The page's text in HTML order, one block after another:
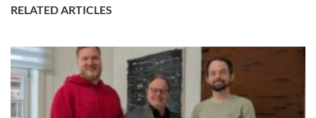
RELATED ARTICLES